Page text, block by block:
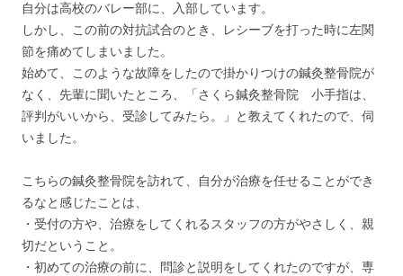
自分は高校のバレー部に、入部しています。
しかし、この前の対抗試合のとき、レシーブを打った時に左関
節を痛めてしまいました。
始めて、このような故障をしたので掛かりつけの鍼灸整骨院が
なく、先輩に聞いたところ、「さくら鍼灸整骨院 小手指は、
評判がいいから、受診してみたら。」と教えてくれたので、伺
いました。
こちらの鍼灸整骨院を訪れて、自分が治療を任せることができ
るなと感じたことは、
・受付の方や、治療をしてくれるスタッフの方がやさしく、親
切だということ。
・初めての治療の前に、問診と説明をしてくれたのですが、専